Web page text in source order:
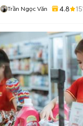
Trần Ngọc Văn 4.8